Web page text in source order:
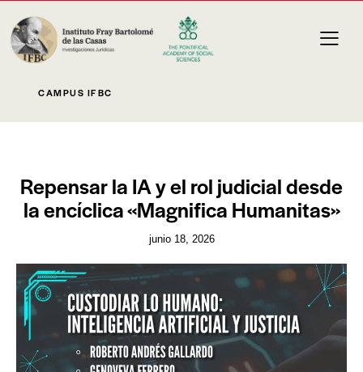
CAMPUS IFBC
Repensar la IA y el rol judicial desde
la encíclica «Magnifica Humanitas»
junio 18, 2026